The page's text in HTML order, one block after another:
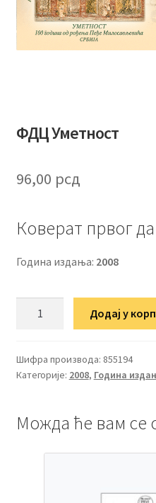
ФДЦ Уметност
96,00 рсд
Коверат првог
Година издања: 2008
Додај у
Шифра производа: 855194
Категорије: 2008, Година
Можда ће вам се